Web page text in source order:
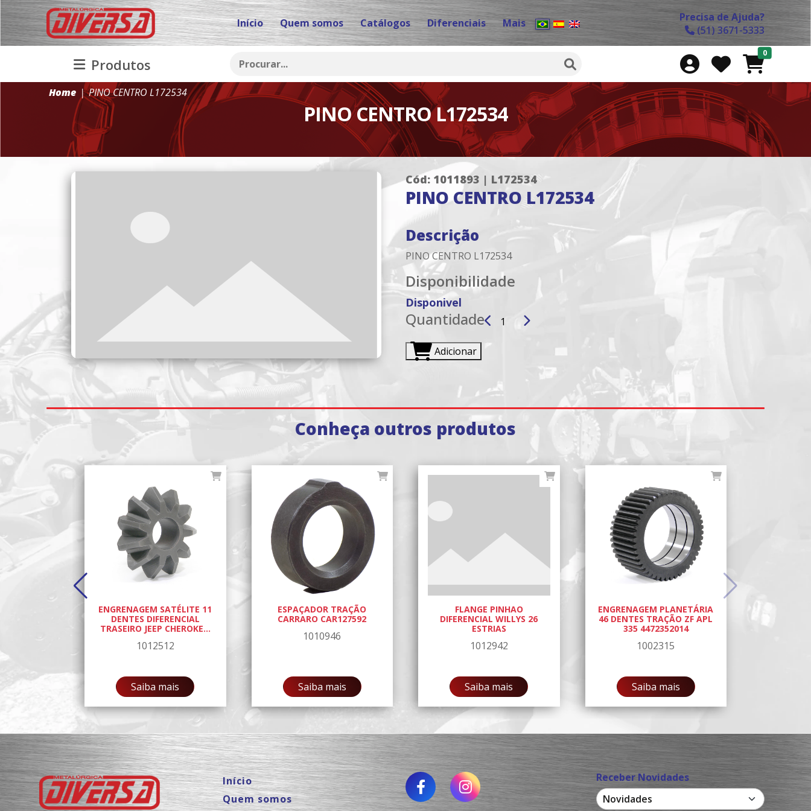
Início Quem somos Catálogos Diferenciais Mais
Precisa de Ajuda?
(51) 3671-5333
Produtos
0
Home PINO CENTRO L172534
PINO CENTRO L172534
Cód: 1011893 | L172534
PINO CENTRO L172534
Descrição
PINO CENTRO L172534
Disponibilidade
Disponivel
Quantidade
Adicionar
Conheça outros produtos
ENGRENAGEM SATÉLITE 11
DENTES DIFERENCIAL
TRASEIRO JEEP CHEROKE...
1012512
Saiba mais
ESPAÇADOR TRAÇÃO
CARRARO CAR127592
1010946
Saiba mais
FLANGE PINHAO
DIFERENCIAL WILLYS 26
ESTRIAS
1012942
Saiba mais
ENGRENAGEM PLANETÁRIA
46 DENTES TRAÇÃO ZF APL
335 4472352014
1002315
Saiba mais
Início
Quem somos
Receber Novidades